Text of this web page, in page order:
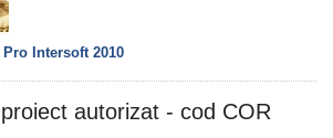
Pro Intersoft 2010
autorizat - cod COR